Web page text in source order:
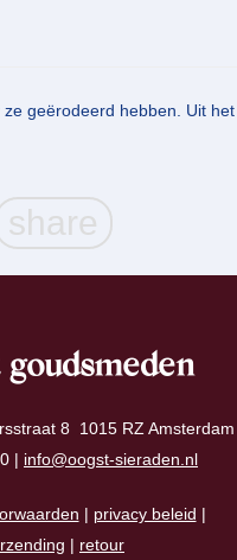
geërodeerd hebben. Uit
goudsmeden
8 1015 RZ Amsterdam
| info@oogst-sieraden.nl
| privacy beleid |
| retour